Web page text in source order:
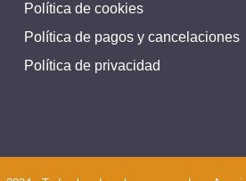
Política de cookies
Política de pagos y cancelaciones
Política de privacidad